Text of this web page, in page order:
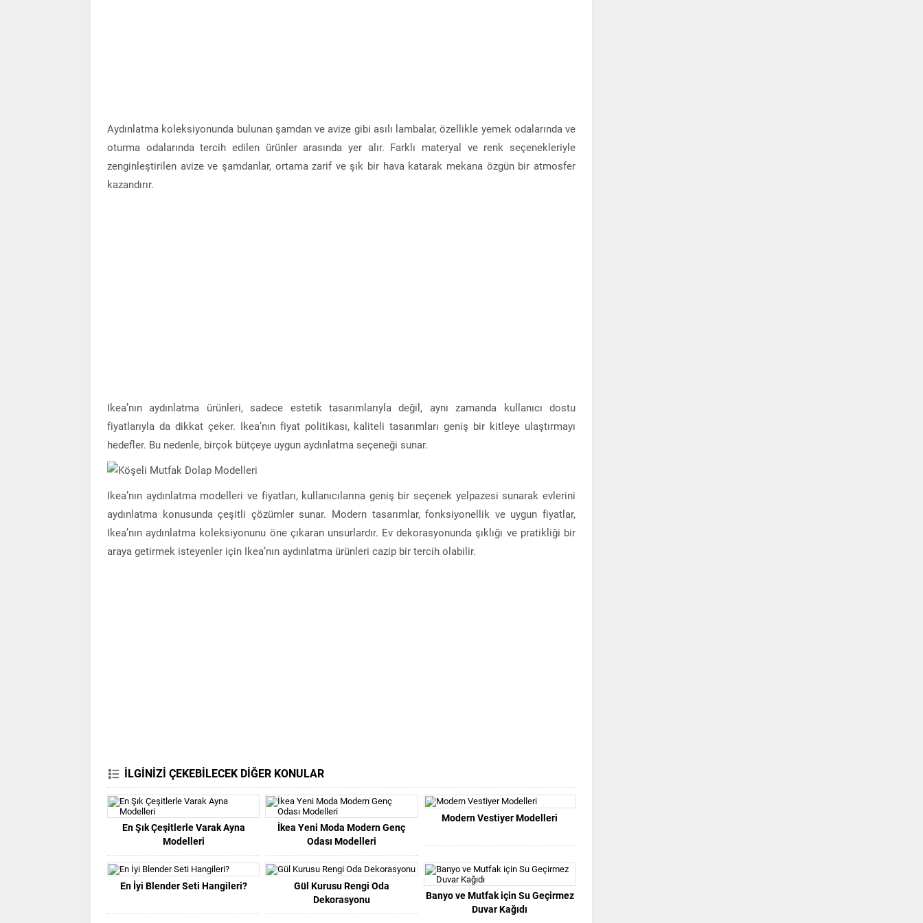
Aydınlatma koleksiyonunda bulunan şamdan ve avize gibi asılı lambalar, özellikle yemek odalarında ve
oturma odalarında tercih edilen ürünler arasında yer alır. Farklı materyal ve renk seçenekleriyle
zenginleştirilen avize ve şamdanlar, ortama zarif ve şık bir hava katarak mekana özgün bir atmosfer
kazandırır.
Ikea’nın aydınlatma ürünleri, sadece estetik tasarımlarıyla değil, aynı zamanda kullanıcı dostu
fiyatlarıyla da dikkat çeker. Ikea’nın fiyat politikası, kaliteli tasarımları geniş bir kitleye ulaştırmayı
hedefler. Bu nedenle, birçok bütçeye uygun aydınlatma seçeneği sunar.
Ikea’nın aydınlatma modelleri ve fiyatları, kullanıcılarına geniş bir seçenek yelpazesi sunarak evlerini
aydınlatma konusunda çeşitli çözümler sunar. Modern tasarımlar, fonksiyonellik ve uygun fiyatlar,
Ikea’nın aydınlatma koleksiyonunu öne çıkaran unsurlardır. Ev dekorasyonunda şıklığı ve pratikliği bir
araya getirmek isteyenler için Ikea’nın aydınlatma ürünleri cazip bir tercih olabilir.
İLGİNİZİ ÇEKEBİLECEK DİĞER KONULAR
En Şık Çeşitlerle Varak Ayna
Modelleri
İkea Yeni Moda Modern Genç
Odası Modelleri
Modern Vestiyer Modelleri
En İyi Blender Seti Hangileri?
Gül Kurusu Rengi Oda
Dekorasyonu
Banyo ve Mutfak için Su Geçirmez
Duvar Kağıdı